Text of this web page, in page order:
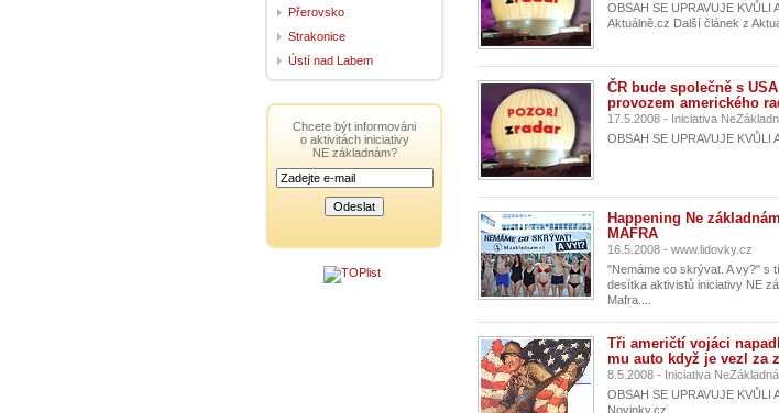
OBSAH SE UPRAVUJE
Aktuálně.cz Další článek z
ČR bude společně s
provozem amerického
17.5.2008 - Iniciativa
OBSAH SE UPRAVUJE KVŮLI
Happening Ne
MAFRA
16.5.2008 - www.lidovky.cz
"Nemáme co skrývat. A vy?" s
desítka aktivistů iniciativy NE
Mafra....
Tři američtí vojáci
mu auto když je vezl za
8.5.2008 - Iniciativa
OBSAH SE UPRAVUJE KVŮLI
Novinky.cz...
Přerovsko
Strakonice
Ústí nad Labem
Chcete být informováni
o aktivitách iniciativy
NE základnám?